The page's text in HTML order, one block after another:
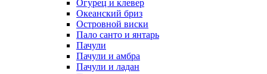
Огурец и клевер
Океанский бриз
Островной виски
Пало санто и янтарь
Пачули
Пачули и амбра
Пачули и ладан